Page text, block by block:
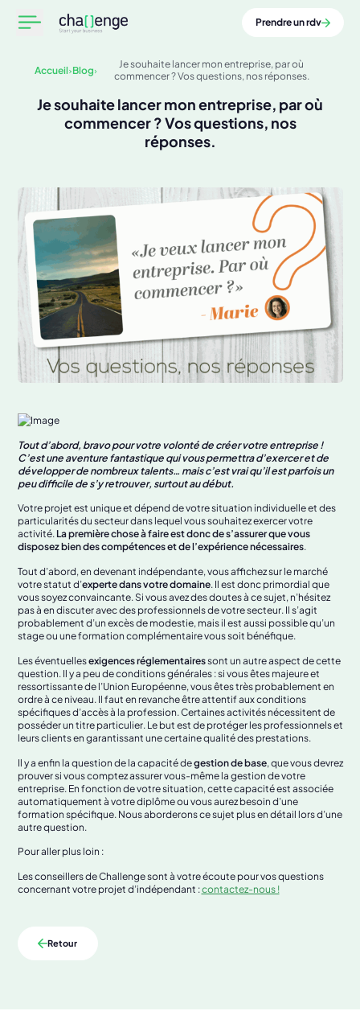
Prendre un rdv
Accueil Blog
Je souhaite lancer mon entreprise, par où
commencer ? Vos questions, nos réponses.
Je souhaite lancer mon entreprise, par où
commencer ? Vos questions, nos
réponses.
Tout d’abord, bravo pour votre volonté de créer votre entreprise !
C’est une aventure fantastique qui vous permettra d’exercer et de
développer de nombreux talents… mais c’est vrai qu’il est parfois un
peu difficile de s’y retrouver, surtout au début.
Votre projet est unique et dépend de votre situation individuelle et des
particularités du secteur dans lequel vous souhaitez exercer votre
activité.La première chose à faire est donc de s’assurer que vous
disposez bien des compétences et de l’expérience nécessaires.
Tout d’abord, en devenant indépendante, vous affichez sur le marché
votre statut d’experte dans votre domaine. Il est donc primordial que
vous soyez convaincante. Si vous avez des doutes à ce sujet, n’hésitez
pas à en discuter avec des professionnels de votre secteur. Il s’agit
probablement d’un excès de modestie, mais il est aussi possible qu’un
stage ou une formation complémentaire vous soit bénéfique.
Les éventuellesexigences réglementairessont un autre aspect de cette
question. Il y a peu de conditions générales : si vous êtes majeure et
ressortissante de l’Union Européenne, vous êtes très probablement en
ordre à ce niveau. Il faut en revanche être attentif aux conditions
spécifiques d’accès à la profession. Certaines activités nécessitent de
posséder un titre particulier. Le but est de protéger les professionnels et
leurs clients en garantissant une certaine qualité des prestations.
Il y a enfin la question de la capacité degestion de base, que vous devrez
prouver si vous comptez assurer vous-même la gestion de votre
entreprise. En fonction de votre situation, cette capacité est associée
automatiquement à votre diplôme ou vous aurez besoin d’une
formation spécifique. Nous aborderons ce sujet plus en détail lors d’une
autre question.
Pour aller plus loin :
Les conseillers de Challenge sont à votre écoute pour vos questions
concernant votre projet d’indépendant :contactez-nous !
Retour